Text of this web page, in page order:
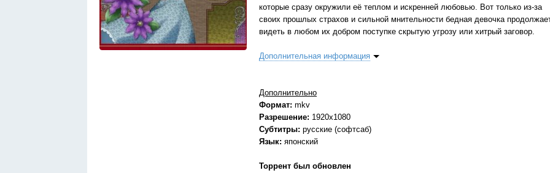
которые сразу окружили её теплом и искренней любовью. Вот только из-за
своих прошлых страхов и сильной мнительности бедная девочка
видеть в любом их добром поступке скрытую угрозу или хитрый заговор.
Дополнительная информация
Дополнительно
Формат: mkv
Разрешение: 1920x1080
Субтитры: русские (софтсаб)
Язык: японский
Торрент был обновлен